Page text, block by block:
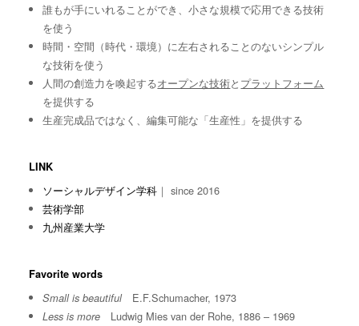
誰もが手にいれることができ、小さな規模で応用できる技術
を使う
時間・空間（時代・環境）に左右されることのないシンプル
な技術を使う
人間の創造力を喚起するオープンな技術と プラットフォーム
を提供する
生産完成品ではなく、編集可能な「生産性」を提供する
LINK
ソーシャルデザイン学科 ｜ since 2016
芸術学部
九州産業大学
Favorite words
Small is beautifulE.F.Schumacher, 1973
Less is more Ludwig Mies van der Rohe, 1886 – 1969